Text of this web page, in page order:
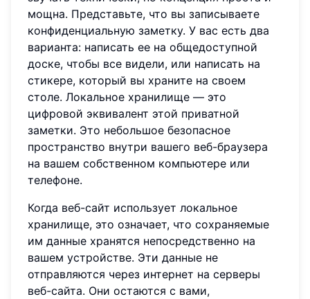
мощна. Представьте, что вы записываете
конфиденциальную заметку. У вас есть два
варианта: написать ее на общедоступной
доске, чтобы все видели, или написать на
стикере, который вы храните на своем
столе. Локальное хранилище — это
цифровой эквивалент этой приватной
заметки. Это небольшое безопасное
пространство внутри вашего веб-браузера
на вашем собственном компьютере или
телефоне.
Когда веб-сайт использует локальное
хранилище, это означает, что сохраняемые
им данные хранятся непосредственно на
вашем устройстве. Эти данные не
отправляются через интернет на серверы
веб-сайта. Они остаются с вами,